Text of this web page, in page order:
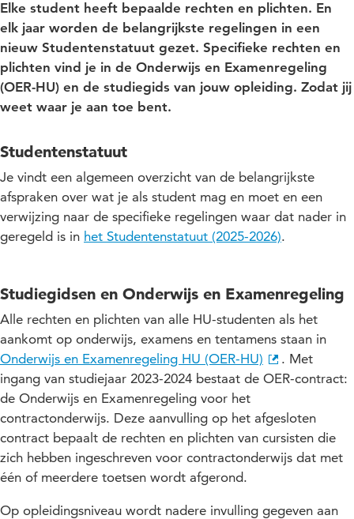
Elke student heeft bepaalde rechten en plichten. En
elk jaar worden de belangrijkste regelingen in een
nieuw Studentenstatuut gezet. Specifieke rechten en
plichten vind je in de Onderwijs en Examenregeling
(OER-HU) en de studiegids van jouw opleiding. Zodat jij
weet waar je aan toe bent.
Studentenstatuut
Je vindt een algemeen overzicht van de belangrijkste
afspraken over wat je als student mag en moet en een
verwijzing naar de specifieke regelingen waar dat nader in
geregeld is in het Studentenstatuut (2025-2026).
Studiegidsen en Onderwijs en Examenregeling
Alle rechten en plichten van alle HU-studenten als het
aankomt op onderwijs, examens en tentamens staan in
Onderwijs en Examenregeling HU (OER-HU)
. Met
ingang van studiejaar 2023-2024 bestaat de OER-contract:
de Onderwijs en Examenregeling voor het
contractonderwijs. Deze aanvulling op het afgesloten
contract bepaalt de rechten en plichten van cursisten die
zich hebben ingeschreven voor contractonderwijs dat met
één of meerdere toetsen wordt afgerond.
Op opleidingsniveau wordt nadere invulling gegeven aan